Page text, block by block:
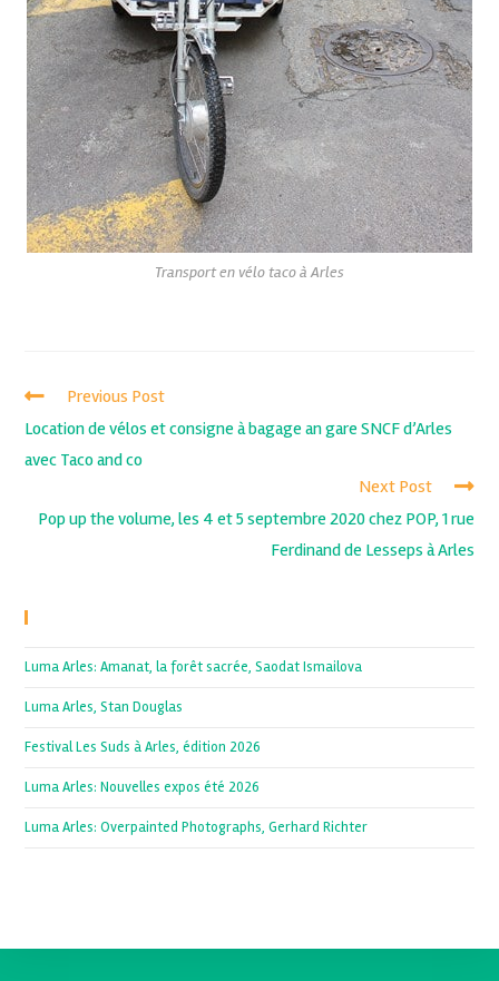
Transport en vélo taco à Arles
Previous Post
Location de vélos et consigne à bagage an gare SNCF d’Arles
avec Taco and co
Next Post
Pop up the volume, les 4 et 5 septembre 2020 chez POP, 1 rue
Ferdinand de Lesseps à Arles
Luma Arles: Amanat, la forêt sacrée, Saodat Ismailova
Luma Arles, Stan Douglas
Festival Les Suds à Arles, édition 2026
Luma Arles: Nouvelles expos été 2026
Luma Arles: Overpainted Photographs, Gerhard Richter